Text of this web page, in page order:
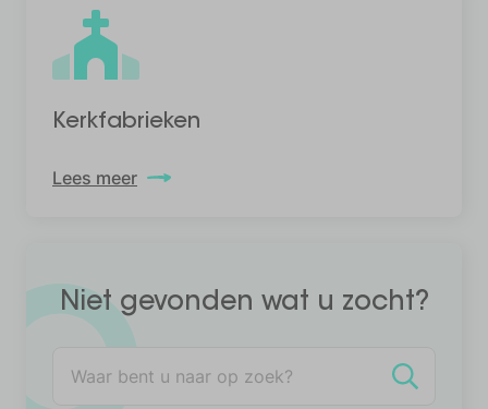
Kerkfabrieken
Lees meer
Niet gevonden wat u zocht?
Zoeken